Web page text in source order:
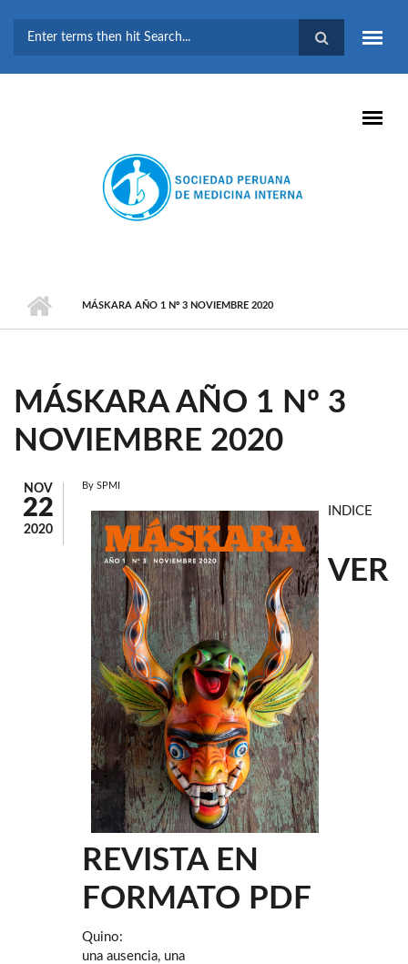
BÚSQUEDA
MÁSKARA AÑO 1 Nº 3 NOVIEMBRE 2020
MÁSKARA AÑO 1 Nº 3
NOVIEMBRE 2020
NOV
22
2020
By SPMI
INDICE
VER
REVISTA EN
FORMATO PDF
Quino:
una ausencia, una